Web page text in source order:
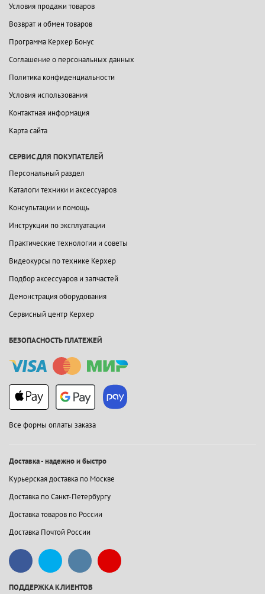
Условия продажи товаров
Возврат и обмен товаров
Программа Керхер Бонус
Соглашение о персональных данных
Политика конфиденциальности
Условия использования
Контактная информация
Карта сайта
СЕРВИС ДЛЯ ПОКУПАТЕЛЕЙ
Персональный раздел
Каталоги техники и аксессуаров
Консультации и помощь
Инструкции по эксплуатации
Практические технологии и советы
Видеокурсы по технике Керхер
Подбор аксессуаров и запчастей
Демонстрация оборудования
Сервисный центр Керхер
БЕЗОПАСНОСТЬ ПЛАТЕЖЕЙ
Все формы оплаты заказа
Доставка - надежно и быстро
Курьерская доставка по Москве
Доставка по Санкт-Петербургу
Доставка товаров по России
Доставка Почтой России
ПОДДЕРЖКА КЛИЕНТОВ